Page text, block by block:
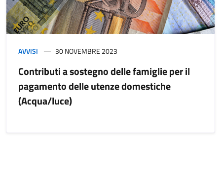
AVVISI 30 NOVEMBRE 2023
Contributi a sostegno delle famiglie per il
pagamento delle utenze domestiche
(Acqua/luce)